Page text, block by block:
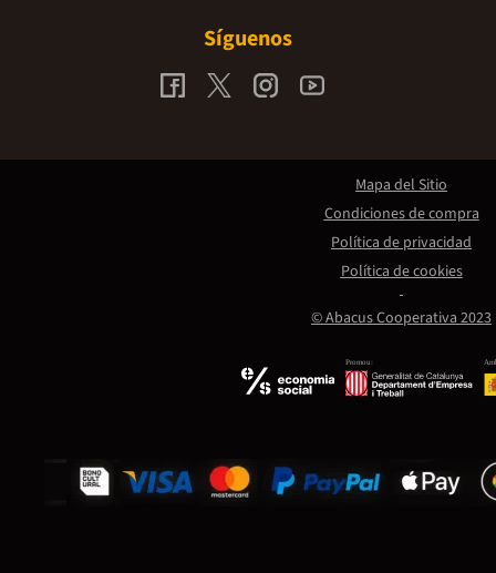
Síguenos
Promou:
© Abacus Cooperativa 2023
Mapa del Sitio
Condiciones de compra
Política de privacidad
Política de cookies